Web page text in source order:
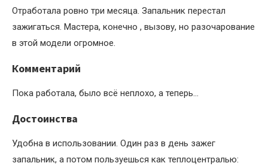
Отработала ровно три месяца. Запальник перестал
зажигаться. Мастера, конечно , вызову, но разочарование
в этой модели огромное.
Комментарий
Пока работала, было всё неплохо, а теперь…
Достоинства
Удобна в использовании. Один раз в день зажег
запальник, а потом пользуешься как теплоцентралью: